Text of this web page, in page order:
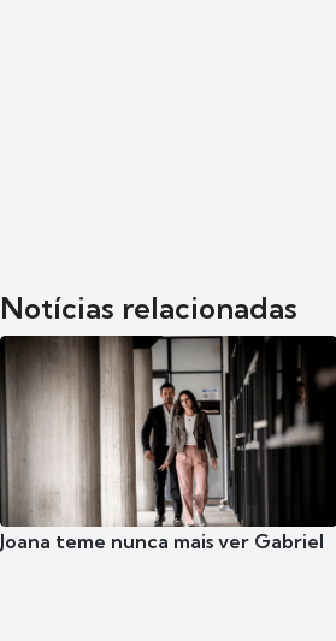
Notícias relacionadas
Joana teme nunca mais ver Gabriel